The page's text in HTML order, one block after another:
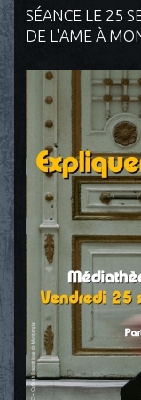
SÉANCE LE 25
DE L'AME À